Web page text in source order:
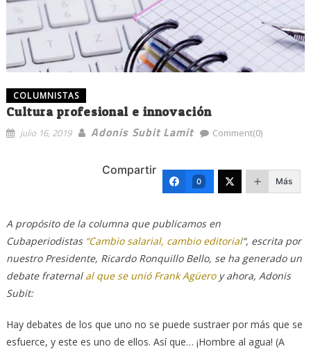
COLUMNISTAS
Cultura profesional e innovación
julio 16, 2019 Adonis Subit Lamit Comment(0)
Compartir
0 Más
A propósito de la columna que publicamos en
Cubaperiodistas “Cambio salarial, cambio editorial“, escrita por
nuestro Presidente, Ricardo Ronquillo Bello, se ha generado un
debate fraternal al que se unió Frank Agüeroy ahora, Adonis
Subit:
Hay debates de los que uno no se puede sustraer por más que se
esfuerce, y este es uno de ellos. Así que… ¡Hombre al agua! (A